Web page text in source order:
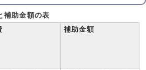
補助金額の表
補助金額